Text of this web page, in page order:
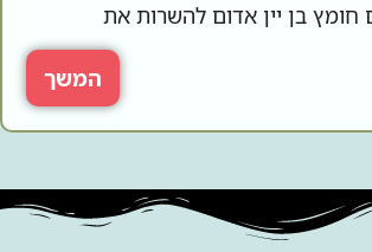
המשך